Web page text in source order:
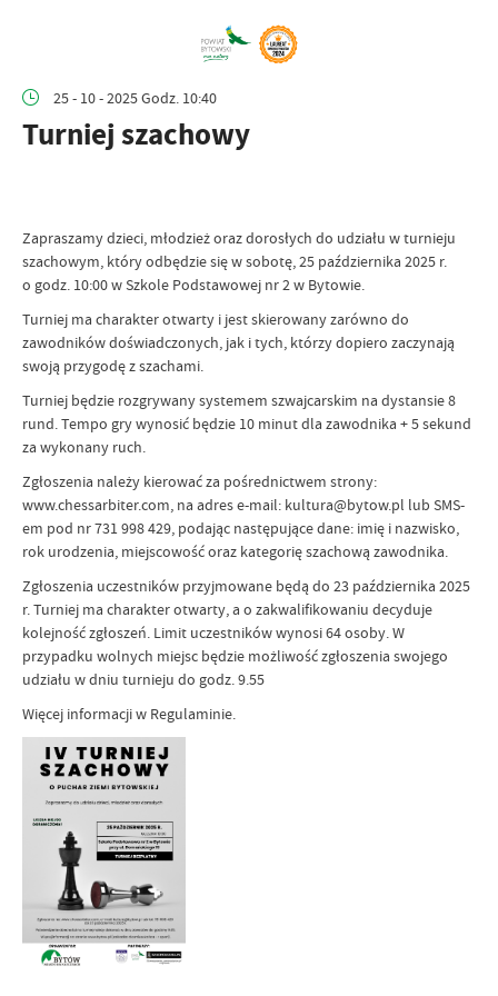
25 - 10 - 2025 Godz. 10:40
Turniej szachowy
Zapraszamy dzieci, młodzież oraz dorosłych do udziału w turnieju
szachowym, który odbędzie się w sobotę, 25 października 2025 r.
o godz. 10:00 w Szkole Podstawowej nr 2 w Bytowie.
Turniej ma charakter otwarty i jest skierowany zarówno do
zawodników doświadczonych, jak i tych, którzy dopiero zaczynają
swoją przygodę z szachami.
Turniej będzie rozgrywany systemem szwajcarskim na dystansie 8
rund. Tempo gry wynosić będzie 10 minut dla zawodnika + 5 sekund
za wykonany ruch.
Zgłoszenia należy kierować za pośrednictwem strony:
www.chessarbiter.com, na adres e-mail: kultura@bytow.pl lub SMS-
em pod nr 731 998 429, podając następujące dane: imię i nazwisko,
rok urodzenia, miejscowość oraz kategorię szachową zawodnika.
Zgłoszenia uczestników przyjmowane będą do 23 października 2025
r. Turniej ma charakter otwarty, a o zakwalifikowaniu decyduje
kolejność zgłoszeń. Limit uczestników wynosi 64 osoby. W
przypadku wolnych miejsc będzie możliwość zgłoszenia swojego
udziału w dniu turnieju do godz. 9.55
Więcej informacji w Regulaminie.